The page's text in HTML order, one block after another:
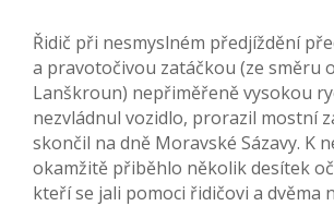
Řidič při nesmyslném předjíždění
a pravotočivou zatáčkou (ze směru
Lanškroun) nepřiměřeně vysokou
nezvládnul vozidlo, prorazil mostní
skončil na dně Moravské Sázavy. K
okamžitě přiběhlo několik desítek
kteří se jali pomoci řidičovi a dvěma